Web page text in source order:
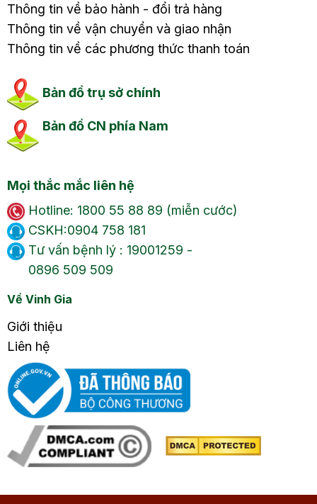
Thông tin về bảo hành - đổi trả hàng
Thông tin về vận chuyển và giao nhận
Thông tin về các phương thức thanh toán
Bản đồ trụ sở chính
Bản đồ CN phía Nam
Mọi thắc mắc liên hệ
Hotline: 1800 55 88 89 (miễn cước)
CSKH:0904 758 181
Tư vấn bệnh lý : 19001259 -
0896 509 509
Về Vinh Gia
Giới thiệu
Liên hệ